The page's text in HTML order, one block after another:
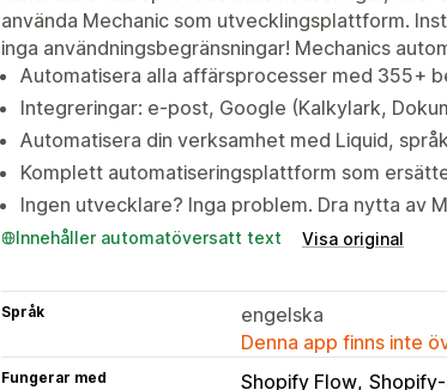
använda Mechanic som utvecklingsplattform.
inga användningsbegränsningar! Mechanics
Automatisera alla affärsprocesser med 355+
Integreringar: e-post, Google (Kalkylark,
Automatisera din verksamhet med Liquid,
Komplett automatiseringsplattform som
Ingen utvecklare? Inga problem. Dra nytta av
Innehåller automatöversatt text Visa original
Språk
engelska
Denna app finns inte
Fungerar med Shopify Flow